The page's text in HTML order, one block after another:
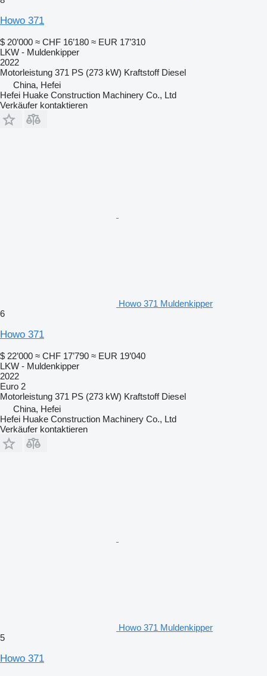
Howo 371
$ 20’000 ≈ CHF 16’180 ≈ EUR 17’310
LKW - Muldenkipper
2022
Motorleistung 371 PS (273 kW) Kraftstoff Diesel
China, Hefei
Hefei Huake Construction Machinery Co., Ltd
Verkäufer kontaktieren
Howo 371 Muldenkipper
6
Howo 371
$ 22’000 ≈ CHF 17’790 ≈ EUR 19’040
LKW - Muldenkipper
2022
Euro 2
Motorleistung 371 PS (273 kW) Kraftstoff Diesel
China, Hefei
Hefei Huake Construction Machinery Co., Ltd
Verkäufer kontaktieren
Howo 371 Muldenkipper
5
Howo 371